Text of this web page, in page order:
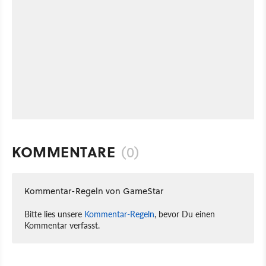
KOMMENTARE (0)
Kommentar-Regeln von GameStar
Bitte lies unsere Kommentar-Regeln, bevor Du einen
Kommentar verfasst.